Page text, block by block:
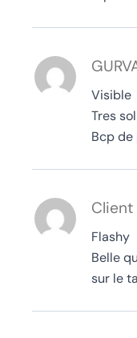
Visible
Tres
Bcp de
Client
Flashy
Belle
sur le